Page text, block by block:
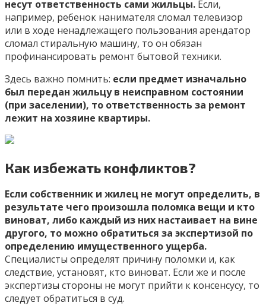
несут ответственность сами жильцы. Если,
например, ребенок нанимателя сломал телевизор
или в ходе ненадлежащего пользования арендатор
сломал стиральную машину, то он обязан
профинансировать ремонт бытовой техники.
Здесь важно помнить: если предмет изначально
был передан жильцу в неисправном состоянии
(при заселении), то ответственность за ремонт
лежит на хозяине квартиры.
Как избежать конфликтов?
Если собственник и жилец не могут определить, в
результате чего произошла поломка вещи и кто
виноват, либо каждый из них настаивает на вине
другого, то можно обратиться за экспертизой по
определению имущественного ущерба.
Специалисты определят причину поломки и, как
следствие, установят, кто виноват. Если же и после
экспертизы стороны не могут прийти к консенсусу, то
следует обратиться в суд.